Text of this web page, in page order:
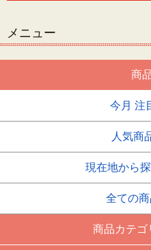
メニュー
商
今月 注
人気商
現在地から
全ての
商品カテゴ